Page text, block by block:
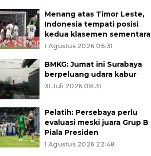
Menang atas Timor Leste,
Indonesia tempati posisi
kedua klasemen sementara
1 Agustus 2026 06:31
BMKG: Jumat ini Surabaya
berpeluang udara kabur
31 Juli 2026 08:31
Pelatih: Persebaya perlu
evaluasi meski juara Grup B
Piala Presiden
1 Agustus 2026 22:48